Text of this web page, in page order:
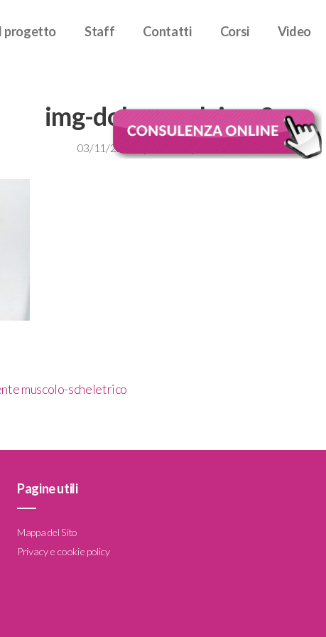
progetto Staff Contatti Corsi Video
img-dolore-pelvico-2
03/11/2023
muscolo-scheletrico
Pagine utili
Mappa del Sito
Privacy e cookie policy